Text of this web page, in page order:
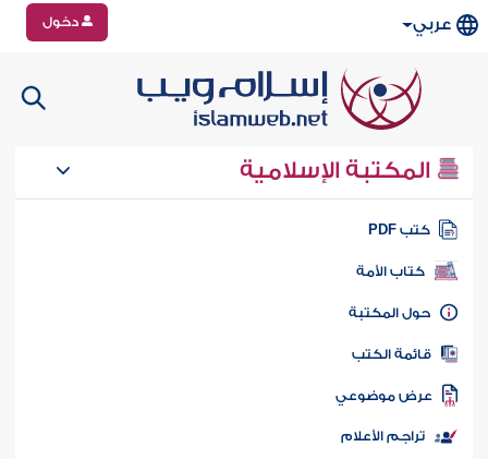
عربي دخول
المكتبة الإسلامية
كتب PDF
كتاب الأمة
المكتبة
الكتب
موضوعي